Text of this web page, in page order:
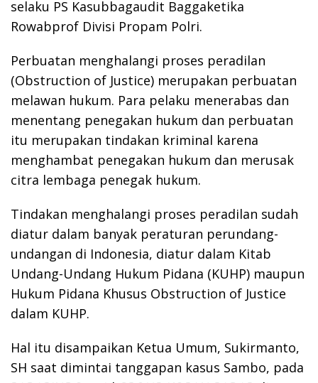
selaku PS Kasubbagaudit Baggaketika
Rowabprof Divisi Propam Polri.
Perbuatan menghalangi proses peradilan
(Obstruction of Justice) merupakan perbuatan
melawan hukum. Para pelaku menerabas dan
menentang penegakan hukum dan perbuatan
itu merupakan tindakan kriminal karena
menghambat penegakan hukum dan merusak
citra lembaga penegak hukum.
Tindakan menghalangi proses peradilan sudah
diatur dalam banyak peraturan perundang-
undangan di Indonesia, diatur dalam Kitab
Undang-Undang Hukum Pidana (KUHP) maupun
Hukum Pidana Khusus Obstruction of Justice
dalam KUHP.
Hal itu disampaikan Ketua Umum, Sukirmanto,
SH saat dimintai tanggapan kasus Sambo, pada